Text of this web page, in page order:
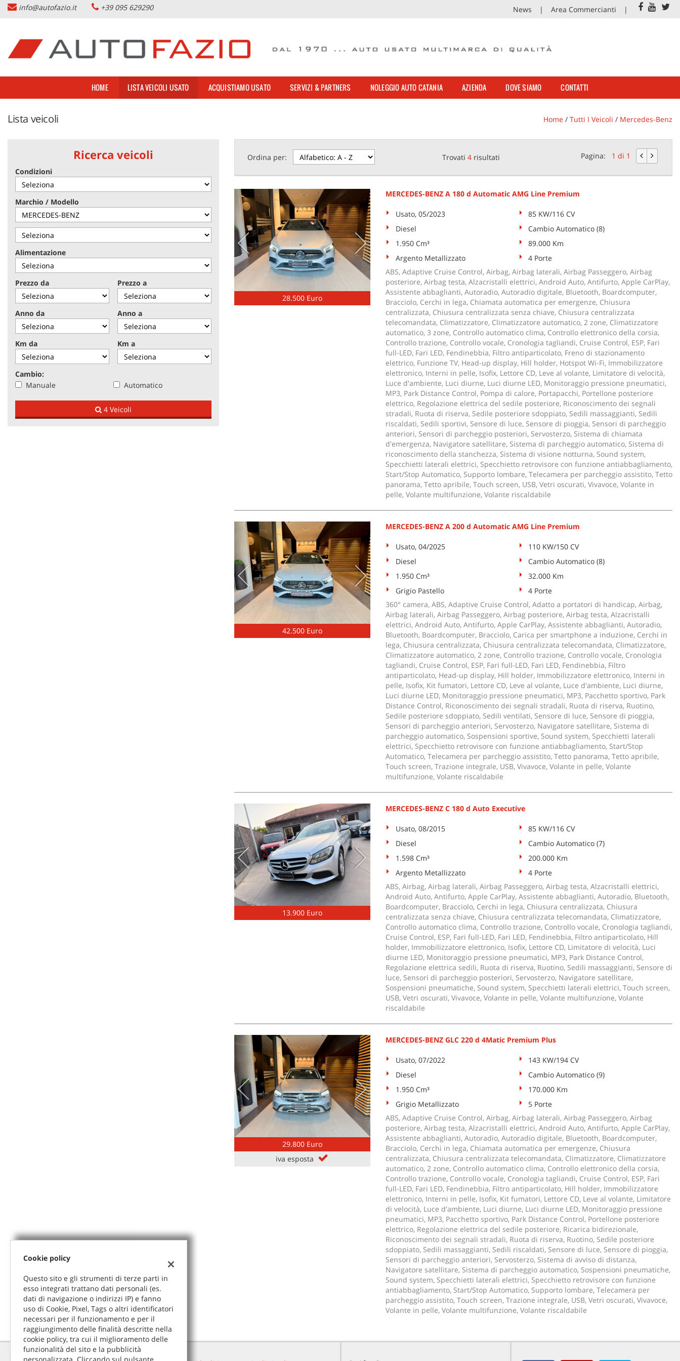
HOME
LISTA VEICOLI USATO
DOVE SIAMO
CONTATTI
NEWS
AREA COMMERCIANTI
info@autofazio.it +39 095 629290 News Area Commercianti
HOME LISTA VEICOLI USATO ACQUISTIAMO USATO SERVIZI & PARTNERS NOLEGGIO AUTO CATANIA AZIENDA DOVE SIAMO CONTATTI
Lista veicoli Home / Tutti I Veicoli / Mercedes-Benz
Ricerca veicoli
Condizioni
Marchio / Modello
Alimentazione
Prezzo da Prezzo a
Anno da Anno a
Km da Km a
Cambio:
Manuale
Automatico
4 Veicoli
Ordina per: Trovati4 risultati Pagina: 1 di 1
28.500 Euro
MERCEDES-BENZ A 180 d Automatic AMG Line Premium
Usato, 05/2023
85 KW/116 CV
Diesel
Cambio Automatico (8)
1.950 Cm³
89.000 Km
Argento Metallizzato
4 Porte
ABS, Adaptive Cruise Control, Airbag, Airbag laterali, Airbag Passeggero, Airbag
posteriore, Airbag testa, Alzacristalli elettrici, Android Auto, Antifurto, Apple CarPlay,
Assistente abbaglianti, Autoradio, Autoradio digitale, Bluetooth, Boardcomputer,
Bracciolo, Cerchi in lega, Chiamata automatica per emergenze, Chiusura
centralizzata, Chiusura centralizzata senza chiave, Chiusura centralizzata
telecomandata, Climatizzatore, Climatizzatore automatico, 2 zone, Climatizzatore
automatico, 3 zone, Controllo automatico clima, Controllo elettronico della corsia,
Controllo trazione, Controllo vocale, Cronologia tagliandi, Cruise Control, ESP, Fari
full-LED, Fari LED, Fendinebbia, Filtro antiparticolato, Freno di stazionamento
elettrico, Funzione TV, Head-up display, Hill holder, Hotspot Wi-Fi, Immobilizzatore
elettronico, Interni in pelle, Isofix, Lettore CD, Leve al volante, Limitatore di velocità,
Luce d'ambiente, Luci diurne, Luci diurne LED, Monitoraggio pressione pneumatici,
MP3, Park Distance Control, Pompa di calore, Portapacchi, Portellone posteriore
elettrico, Regolazione elettrica del sedile posteriore, Riconoscimento dei segnali
stradali, Ruota di riserva, Sedile posteriore sdoppiato, Sedili massaggianti, Sedili
riscaldati, Sedili sportivi, Sensore di luce, Sensore di pioggia, Sensori di parcheggio
anteriori, Sensori di parcheggio posteriori, Servosterzo, Sistema di chiamata
d'emergenza, Navigatore satellitare, Sistema di parcheggio automatico, Sistema di
riconoscimento della stanchezza, Sistema di visione notturna, Sound system,
Specchietti laterali elettrici, Specchietto retrovisore con funzione antiabbagliamento,
Start/Stop Automatico, Supporto lombare, Telecamera per parcheggio assistito, Tetto
panorama, Tetto apribile, Touch screen, USB, Vetri oscurati, Vivavoce, Volante in
pelle, Volante multifunzione, Volante riscaldabile
42.500 Euro
MERCEDES-BENZ A 200 d Automatic AMG Line Premium
Usato, 04/2025
110 KW/150 CV
Diesel
Cambio Automatico (8)
1.950 Cm³
32.000 Km
Grigio Pastello
4 Porte
360° camera, ABS, Adaptive Cruise Control, Adatto a portatori di handicap, Airbag,
Airbag laterali, Airbag Passeggero, Airbag posteriore, Airbag testa, Alzacristalli
elettrici, Android Auto, Antifurto, Apple CarPlay, Assistente abbaglianti, Autoradio,
Bluetooth, Boardcomputer, Bracciolo, Carica per smartphone a induzione, Cerchi in
lega, Chiusura centralizzata, Chiusura centralizzata telecomandata, Climatizzatore,
Climatizzatore automatico, 2 zone, Controllo trazione, Controllo vocale, Cronologia
tagliandi, Cruise Control, ESP, Fari full-LED, Fari LED, Fendinebbia, Filtro
antiparticolato, Head-up display, Hill holder, Immobilizzatore elettronico, Interni in
pelle, Isofix, Kit fumatori, Lettore CD, Leve al volante, Luce d'ambiente, Luci diurne,
Luci diurne LED, Monitoraggio pressione pneumatici, MP3, Pacchetto sportivo, Park
Distance Control, Riconoscimento dei segnali stradali, Ruota di riserva, Ruotino,
Sedile posteriore sdoppiato, Sedili ventilati, Sensore di luce, Sensore di pioggia,
Sensori di parcheggio anteriori, Servosterzo, Navigatore satellitare, Sistema di
parcheggio automatico, Sospensioni sportive, Sound system, Specchietti laterali
elettrici, Specchietto retrovisore con funzione antiabbagliamento, Start/Stop
Automatico, Telecamera per parcheggio assistito, Tetto panorama, Tetto apribile,
Touch screen, Trazione integrale, USB, Vivavoce, Volante in pelle, Volante
multifunzione, Volante riscaldabile
13.900 Euro
MERCEDES-BENZ C 180 d Auto Executive
Usato, 08/2015
85 KW/116 CV
Diesel
Cambio Automatico (7)
1.598 Cm³
200.000 Km
Argento Metallizzato
4 Porte
ABS, Airbag, Airbag laterali, Airbag Passeggero, Airbag testa, Alzacristalli elettrici,
Android Auto, Antifurto, Apple CarPlay, Assistente abbaglianti, Autoradio, Bluetooth,
Boardcomputer, Bracciolo, Cerchi in lega, Chiusura centralizzata, Chiusura
centralizzata senza chiave, Chiusura centralizzata telecomandata, Climatizzatore,
Controllo automatico clima, Controllo trazione, Controllo vocale, Cronologia tagliandi,
Cruise Control, ESP, Fari full-LED, Fari LED, Fendinebbia, Filtro antiparticolato, Hill
holder, Immobilizzatore elettronico, Isofix, Lettore CD, Limitatore di velocità, Luci
diurne LED, Monitoraggio pressione pneumatici, MP3, Park Distance Control,
Regolazione elettrica sedili, Ruota di riserva, Ruotino, Sedili massaggianti, Sensore di
luce, Sensori di parcheggio posteriori, Servosterzo, Navigatore satellitare,
Sospensioni pneumatiche, Sound system, Specchietti laterali elettrici, Touch screen,
USB, Vetri oscurati, Vivavoce, Volante in pelle, Volante multifunzione, Volante
riscaldabile
29.800 Euro
iva esposta
MERCEDES-BENZ GLC 220 d 4Matic Premium Plus
Usato, 07/2022
143 KW/194 CV
Diesel
Cambio Automatico (9)
1.950 Cm³
170.000 Km
Grigio Metallizzato
5 Porte
ABS, Adaptive Cruise Control, Airbag, Airbag laterali, Airbag Passeggero, Airbag
posteriore, Airbag testa, Alzacristalli elettrici, Android Auto, Antifurto, Apple CarPlay,
Assistente abbaglianti, Autoradio, Autoradio digitale, Bluetooth, Boardcomputer,
Bracciolo, Cerchi in lega, Chiamata automatica per emergenze, Chiusura
centralizzata, Chiusura centralizzata telecomandata, Climatizzatore, Climatizzatore
automatico, 2 zone, Controllo automatico clima, Controllo elettronico della corsia,
Controllo trazione, Controllo vocale, Cronologia tagliandi, Cruise Control, ESP, Fari
full-LED, Fari LED, Fendinebbia, Filtro antiparticolato, Hill holder, Immobilizzatore
elettronico, Interni in pelle, Isofix, Kit fumatori, Lettore CD, Leve al volante, Limitatore
di velocità, Luce d'ambiente, Luci diurne, Luci diurne LED, Monitoraggio pressione
pneumatici, MP3, Pacchetto sportivo, Park Distance Control, Portellone posteriore
elettrico, Regolazione elettrica del sedile posteriore, Ricarica bidirezionale,
Riconoscimento dei segnali stradali, Ruota di riserva, Ruotino, Sedile posteriore
sdoppiato, Sedili massaggianti, Sedili riscaldati, Sensore di luce, Sensore di pioggia,
Sensori di parcheggio anteriori, Servosterzo, Sistema di avviso di distanza,
Navigatore satellitare, Sistema di parcheggio automatico, Sospensioni pneumatiche,
Sound system, Specchietti laterali elettrici, Specchietto retrovisore con funzione
antiabbagliamento, Start/Stop Automatico, Supporto lombare, Telecamera per
parcheggio assistito, Touch screen, Trazione integrale, USB, Vetri oscurati, Vivavoce,
Volante in pelle, Volante multifunzione, Volante riscaldabile
Cookie policy
Questo sito e gli strumenti di terze parti in
esso integrati trattano dati personali (es.
dati di navigazione o indirizzi IP) e fanno
uso di Cookie, Pixel, Tags o altri identificatori
necessari per il funzionamento e per il
raggiungimento delle finalità descritte nella
cookie policy, tra cui il miglioramento delle
funzionalità del sito e la pubblicità
preferenze
di
consenso
Il
pannello
consente
preferenze
di
consenso
alle
tecnologie
di
tracciamento
che
adottiamo
per
offrire
le
funzionalità
e
svolgere
le
attività
di
seguito
descritte.
Per
ottenere
informazioni